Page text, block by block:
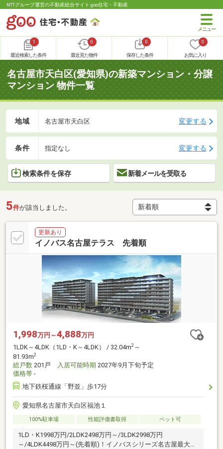
NTTグループ運営の不動産総合サイト goo住宅・不動産
1
最近検索した条件
0
最近見た物件
0
保存した条件
0
お気に入り
名古屋市天白区(愛知県)の新築マンション・分譲
マンション 物件一覧
地域 名古屋市天白区 変更する
条件 指定なし 変更する
検索条件を保存 新着メールを受取る
5件が該当しました。
更新あり
イノバス名古屋テラス 先着順
1,998万円～4,888万円
1LDK～4LDK（1LD・K～4LDK） / 32.04m2 ～
81.93m2
総戸数 201戸 入居可能時期 2027年9月下旬予定
価格帯 -
地下鉄桜通線「野並」歩17分
愛知県名古屋市天白区福池１
100%駐車場 性能評価書取得 ペット可
1LD・K1998万円/2LDK2498万円～/3LDK2998万円
～/4LDK4498万円～(先着順)！イノバスシリーズ名古屋最大規